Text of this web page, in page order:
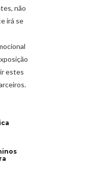
não
irá se
estes